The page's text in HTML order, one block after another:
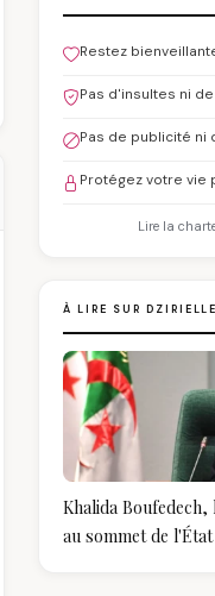
Restez
Pas d'insultes ni
Pas de publicité ni
Protégez votre vie
Lire la
À LIRE SUR DZIRIELLE
Khalida
au sommet de